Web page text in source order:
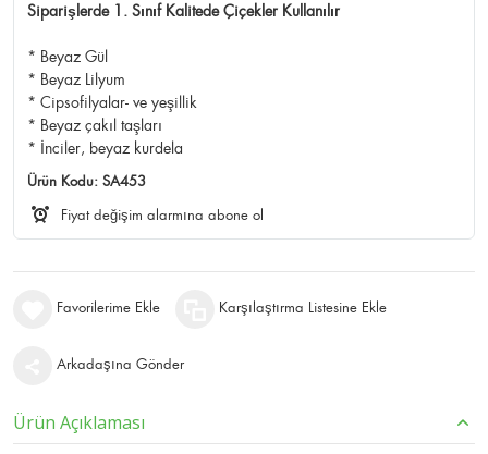
Siparişlerde 1. Sınıf Kalitede Çiçekler Kullanılır
* Beyaz Gül
* Beyaz Lilyum
* Cipsofilyalar- ve yeşillik
* Beyaz çakıl taşları
* İnciler, beyaz kurdela
Ürün Kodu: SA453
Fiyat değişim alarmına abone ol
Favorilerime Ekle Karşılaştırma Listesine Ekle
Arkadaşına Gönder
Ürün Açıklaması